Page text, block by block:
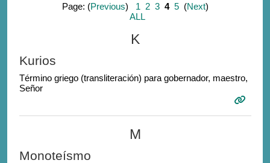
Page: (Previous) 1 2 3 4 5(Next)
ALL
K
Kurios
Término griego (transliteración) para gobernador, maestro,
Señor
M
Monoteísmo